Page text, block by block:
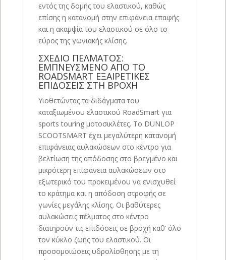
εντός της δομής του ελαστικού, καθώς
επίσης η κατανομή στην επιφάνεια επαφής
και η ακαμψία του ελαστικού σε όλο το
εύρος της γωνιακής κλίσης.
ΣΧΕΔΙΟ ΠΕΛΜΑΤΟΣ:
ΕΜΠΝΕΥΣΜΕΝΟ ΑΠΟ ΤΟ
ROADSMART ΕΞΑΙΡΕΤΙΚΕΣ
ΕΠΙΔΟΣΕΙΣ ΣΤΗ ΒΡΟΧΗ
Υιοθετώντας τα διδάγματα του
καταξιωμένου ελαστικού RoadSmart για
sports touring μοτοσικλέτες. Το DUNLOP
SCOOTSMART έχει μεγαλύτερη κατανομή
επιφάνειας αυλακώσεων στο κέντρο για
βελτίωση της απόδοσης στο βρεγμένο και
μικρότερη επιφάνεια αυλακώσεων στο
εξωτερικό του προκειμένου να ενισχυθεί
το κράτημα και η απόδοση στροφής σε
γωνίες μεγάλης κλίσης. Οι βαθύτερες
αυλακώσεις πέλματος στο κέντρο
διατηρούν τις επιδόσεις σε βροχή καθ’ όλο
τον κύκλο ζωής του ελαστικού. Οι
προσομοιώσεις υδρολίσθησης με τη